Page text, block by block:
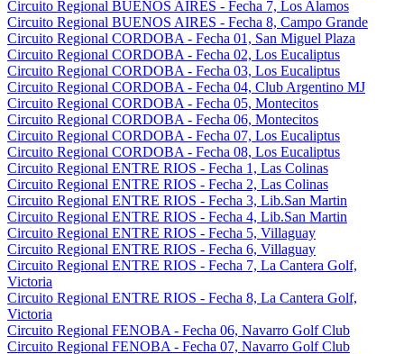
Circuito Regional BUENOS AIRES - Fecha 7, Los Alamos
Circuito Regional BUENOS AIRES - Fecha 8, Campo Grande
Circuito Regional CORDOBA - Fecha 01, San Miguel Plaza
Circuito Regional CORDOBA - Fecha 02, Los Eucaliptus
Circuito Regional CORDOBA - Fecha 03, Los Eucaliptus
Circuito Regional CORDOBA - Fecha 04, Club Argentino MJ
Circuito Regional CORDOBA - Fecha 05, Montecitos
Circuito Regional CORDOBA - Fecha 06, Montecitos
Circuito Regional CORDOBA - Fecha 07, Los Eucaliptus
Circuito Regional CORDOBA - Fecha 08, Los Eucaliptus
Circuito Regional ENTRE RIOS - Fecha 1, Las Colinas
Circuito Regional ENTRE RIOS - Fecha 2, Las Colinas
Circuito Regional ENTRE RIOS - Fecha 3, Lib.San Martin
Circuito Regional ENTRE RIOS - Fecha 4, Lib.San Martin
Circuito Regional ENTRE RIOS - Fecha 5, Villaguay
Circuito Regional ENTRE RIOS - Fecha 6, Villaguay
Circuito Regional ENTRE RIOS - Fecha 7, La Cantera Golf,
Victoria
Circuito Regional ENTRE RIOS - Fecha 8, La Cantera Golf,
Victoria
Circuito Regional FENOBA - Fecha 06, Navarro Golf Club
Circuito Regional FENOBA - Fecha 07, Navarro Golf Club